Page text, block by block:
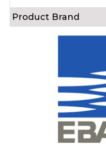
Product Brand